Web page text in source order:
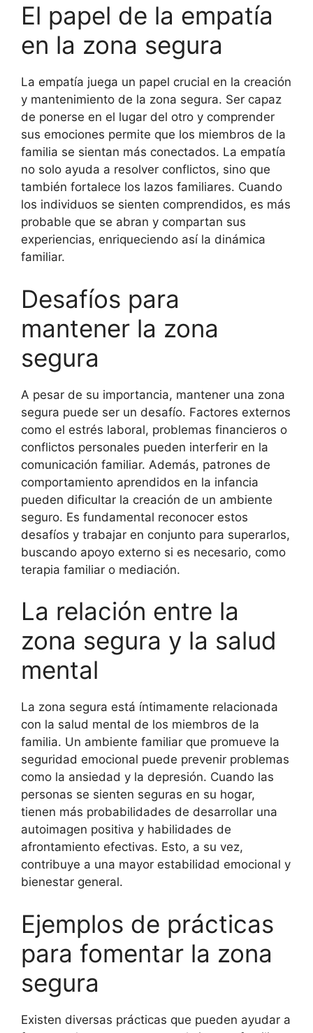
El papel de la empatía
en la zona segura
La empatía juega un papel crucial en la creación
y mantenimiento de la zona segura. Ser capaz
de ponerse en el lugar del otro y comprender
sus emociones permite que los miembros de la
familia se sientan más conectados. La empatía
no solo ayuda a resolver conflictos, sino que
también fortalece los lazos familiares. Cuando
los individuos se sienten comprendidos, es más
probable que se abran y compartan sus
experiencias, enriqueciendo así la dinámica
familiar.
Desafíos para
mantener la zona
segura
A pesar de su importancia, mantener una zona
segura puede ser un desafío. Factores externos
como el estrés laboral, problemas financieros o
conflictos personales pueden interferir en la
comunicación familiar. Además, patrones de
comportamiento aprendidos en la infancia
pueden dificultar la creación de un ambiente
seguro. Es fundamental reconocer estos
desafíos y trabajar en conjunto para superarlos,
buscando apoyo externo si es necesario, como
terapia familiar o mediación.
La relación entre la
zona segura y la salud
mental
La zona segura está íntimamente relacionada
con la salud mental de los miembros de la
familia. Un ambiente familiar que promueve la
seguridad emocional puede prevenir problemas
como la ansiedad y la depresión. Cuando las
personas se sienten seguras en su hogar,
tienen más probabilidades de desarrollar una
autoimagen positiva y habilidades de
afrontamiento efectivas. Esto, a su vez,
contribuye a una mayor estabilidad emocional y
bienestar general.
Ejemplos de prácticas
para fomentar la zona
segura
Existen diversas prácticas que pueden ayudar a